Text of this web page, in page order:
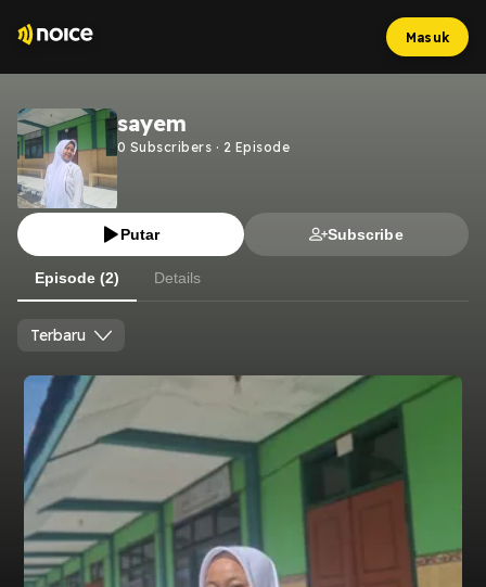
Masuk
sayem
0 Subscribers · 2 Episode
Putar Subscribe
Episode (2) Details
Terbaru